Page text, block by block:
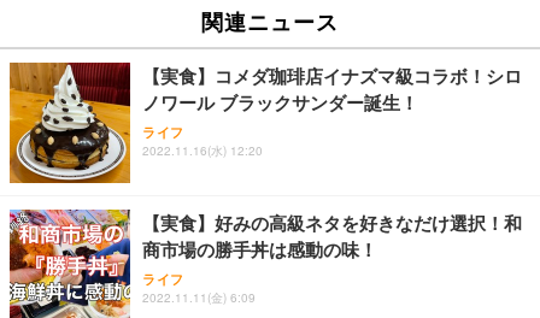
ュチェア 人間工学 疲れない ブラック
￥27,999
Sezlife オフィスチェア デスクチェア 疲れない テレ
ワーク チェア 強化バックレスト 30度ロッキング機
能 人間工学 椅子 腰サポート 90度跳ね上げ式アーム
務用 おしゃれ パソコンチェア (ブラック)
Sezlife オフィスチェア デスクチェア 疲れない テレ
ワーク チェア 強化バックレスト 30度ロッキング機
能 人間工学 椅子 腰サポート 90度跳ね上げ式アーム
￥109,572
【純正品】27"ゲーミングモニター DualSense 充電
フック付き（CFI-ZDM1J）
【整備済み品】Dell E2724HS 27インチ 液晶モニタ
ー フルHD（1920×1080）VA 非光沢 HDMI/DisplayP
ort/VGA スピーカー内蔵 高さ調整 スイベル VESA対
x2袋(84枚) ホワイト(吸収面:ライトブルー)
￥3,234
ネオ・ルーライフ ネオ・オムツ L 中型犬用 26枚入
り 単品
Smart Basic(スマートベーシック) 【Amazon.co.jp
限定】 Smart Basic アイリスオーヤマ ペットシーツ
超厚型 お徳用 ワイド 100枚入 (x 1) (ケース販売)
関連ニュース
【実食】コメダ珈琲店イナズマ級コラボ！シロ
ノワール ブラックサンダー誕生！
ライフ
2022.11.16(水) 12:20
【実食】好みの高級ネタを好きなだけ選択！和
商市場の勝手丼は感動の味！
ライフ
2022.11.11(金) 6:09